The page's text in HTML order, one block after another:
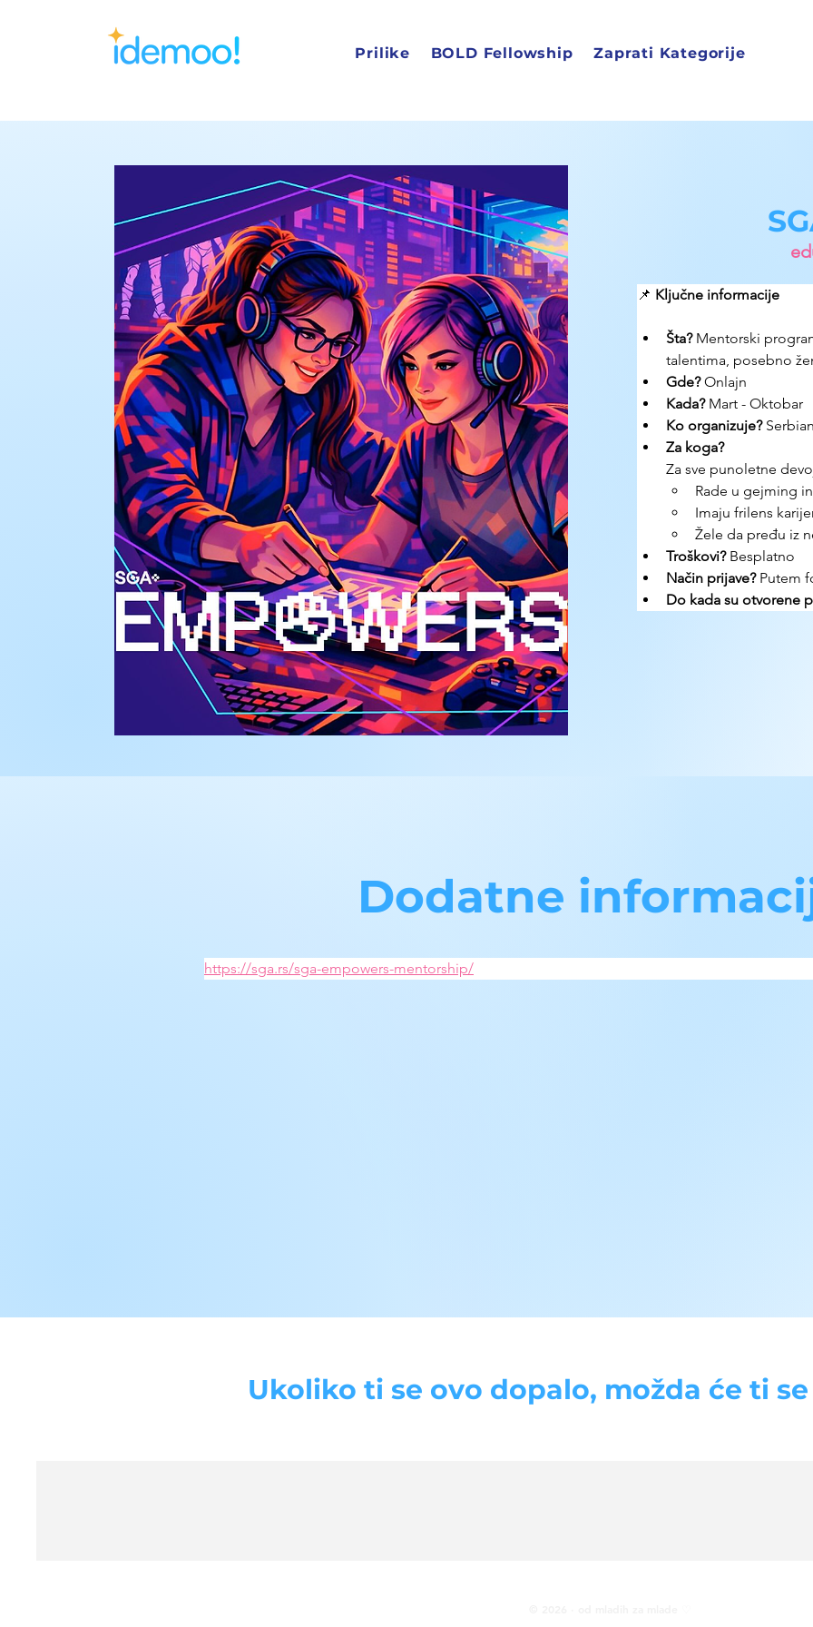
Prilike BOLD Fellowship Zaprati Kategorije
📌 Ključne informacije
Šta? Mentorski
talentima, posebno
Gde? Onlajn
Kada? Mart - Oktobar
Ko organizuje?
Za koga?
Za sve punoletne
Rade u gejming
Imaju frilens
Žele da pređu iz
Troškovi? Besplatno
Način prijave? Putem
Do kada su otvorene
Dodatne
https://sga.rs/sga-empowers-mentorship/
Ukoliko ti se ovo dopalo, možda će ti